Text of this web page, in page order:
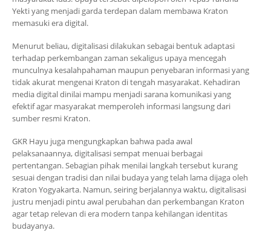
Yekti yang menjadi garda terdepan dalam membawa Kraton
memasuki era digital.
Menurut beliau, digitalisasi dilakukan sebagai bentuk adaptasi
terhadap perkembangan zaman sekaligus upaya mencegah
munculnya kesalahpahaman maupun penyebaran informasi yang
tidak akurat mengenai Kraton di tengah masyarakat. Kehadiran
media digital dinilai mampu menjadi sarana komunikasi yang
efektif agar masyarakat memperoleh informasi langsung dari
sumber resmi Kraton.
GKR Hayu juga mengungkapkan bahwa pada awal
pelaksanaannya, digitalisasi sempat menuai berbagai
pertentangan. Sebagian pihak menilai langkah tersebut kurang
sesuai dengan tradisi dan nilai budaya yang telah lama dijaga oleh
Kraton Yogyakarta. Namun, seiring berjalannya waktu, digitalisasi
justru menjadi pintu awal perubahan dan perkembangan Kraton
agar tetap relevan di era modern tanpa kehilangan identitas
budayanya.